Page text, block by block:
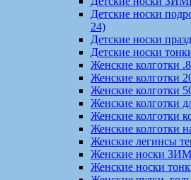
Детские носки
24)
Детские носки
Детские носки
Женские колготки
Женские колготки
Женские колготки
Женские колготки
Женские колготки
Женские колготки
Женские легинсы
Женские носки
Женские носки